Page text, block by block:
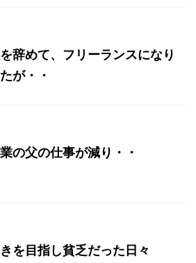
辞めて、フリーランスになり
が・・
の父の仕事が減り・・
を目指し貧乏だった日々